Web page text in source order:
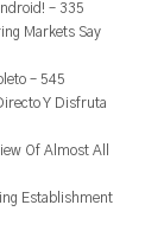
– 335
Markets Say
– 545
Y Disfruta
Of Almost All
Establishment